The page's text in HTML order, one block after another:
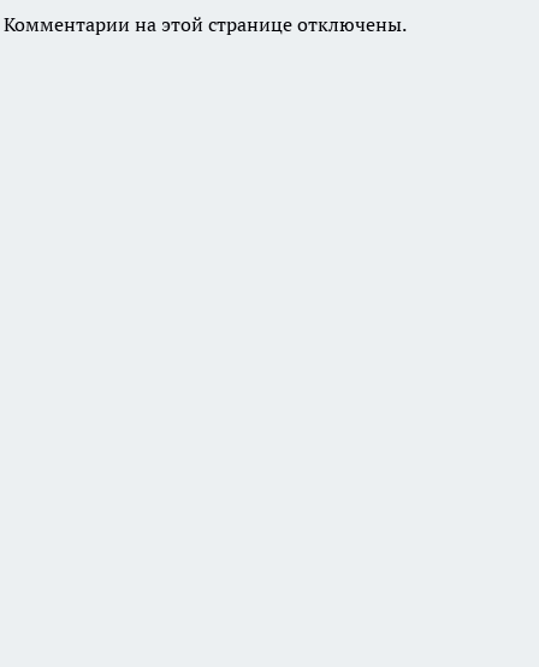
Комментарии на этой странице отключены.